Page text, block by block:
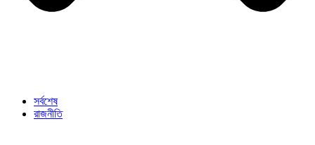
সর্বশেষ
রাজনীতি